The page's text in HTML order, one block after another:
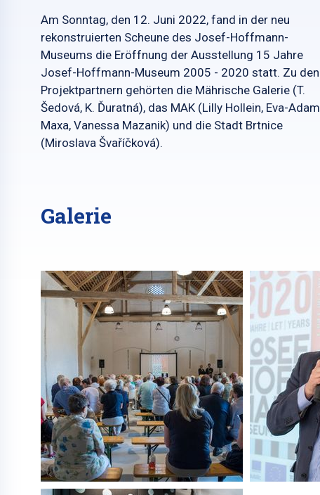
Am Sonntag, den 12. Juni 2022, fand in der neu
rekonstruierten Scheune des Josef-Hoffmann-
Museums die Eröffnung der Ausstellung 15 Jahre
Josef-Hoffmann-Museum 2005 - 2020 statt. Zu den
Projektpartnern gehörten die Mährische Galerie (T.
Šedová, K. Ďuratná), das MAK (Lilly Hollein, Eva-Adam
Maxa, Vanessa Mazanik) und die Stadt Brtnice
(Miroslava Švaříčková).
Galerie